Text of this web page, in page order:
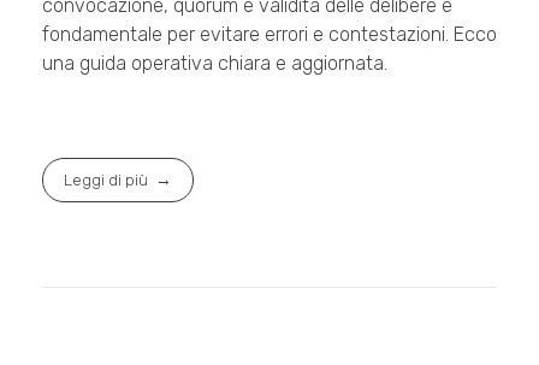
convocazione, quorum e validità delle delibere è
fondamentale per evitare errori e contestazioni. Ecco
una guida operativa chiara e aggiornata.
Leggi di più